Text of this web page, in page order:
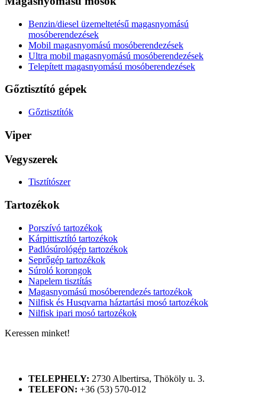
Benzin/diesel üzemeltetésű magasnyomású
mosóberendezések
Mobil magasnyomású mosóberendezések
Ultra mobil magasnyomású mosóberendezések
Telepített magasnyomású mosóberendezések
Gőztisztító gépek
Gőztisztítók
Viper
Vegyszerek
Tisztítószer
Tartozékok
Porszívó tartozékok
Kárpittisztító tartozékok
Padlósúrológép tartozékok
Seprőgép tartozékok
Súroló korongok
Napelem tisztítás
Magasnyomású mosóberendezés tartozékok
Nilfisk és Husqvarna háztartási mosó tartozékok
Nilfisk ipari mosó tartozékok
Keressen minket!
TELEPHELY: 2730 Albertirsa, Thököly u. 3.
TELEFON: +36 (53) 570-012